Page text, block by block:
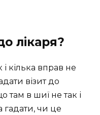
лікаря?
кілька вправ не
візит до
там в шиї не так і
гадати, чи це